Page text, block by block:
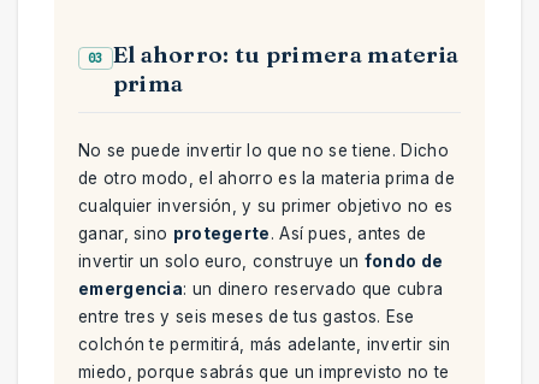
03
El ahorro: tu primera materia
prima
No se puede invertir lo que no se tiene. Dicho
de otro modo, el ahorro es la materia prima de
cualquier inversión, y su primer objetivo no es
ganar, sino protegerte. Así pues, antes de
invertir un solo euro, construye un fondo de
emergencia: un dinero reservado que cubra
entre tres y seis meses de tus gastos. Ese
colchón te permitirá, más adelante, invertir sin
miedo, porque sabrás que un imprevisto no te